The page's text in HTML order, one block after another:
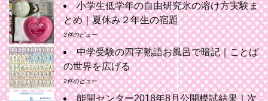
小学生低学年の自由研究氷の溶け方実験ま
とめ｜夏休み２年生の宿題
3件のビュー
中学受験の四字熟語お風呂で暗記｜ことば
の世界を広げる
2件のビュー
能開センター2018年8月公開模試結果｜次